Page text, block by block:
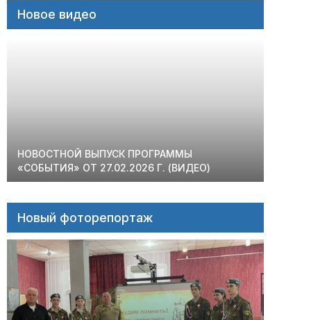
Новое видео
НОВОСТНОЙ ВЫПУСК ПРОГРАММЫ
«СОБЫТИЯ» ОТ 27.02.2026 Г. (ВИДЕО)
Новый фоторепортаж